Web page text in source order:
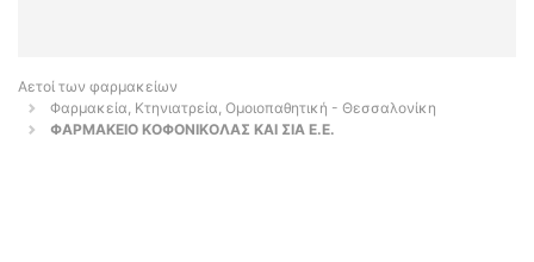
Αετοί των φαρμακείων
Φαρμακεία, Κτηνιατρεία, Ομοιοπαθητική - Θεσσαλονίκη
ΦΑΡΜΑΚΕΙΟ ΚΟΦΟΝΙΚΟΛΑΣ ΚΑΙ ΣΙΑ Ε.Ε.